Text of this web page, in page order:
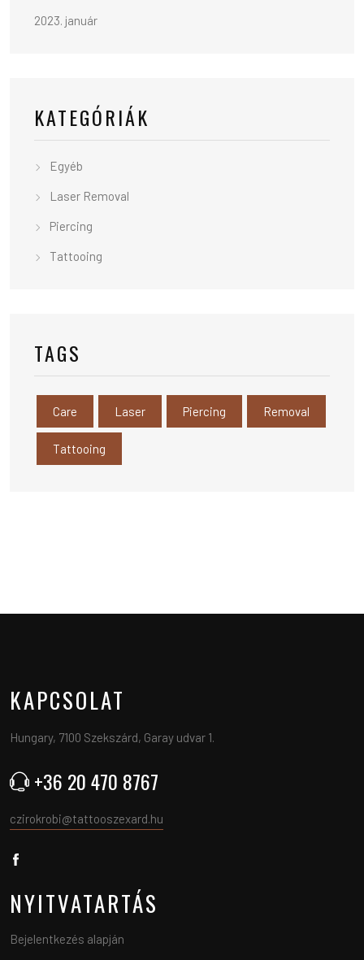
2023. január
KATEGÓRIÁK
Egyéb
Laser Removal
Piercing
Tattooing
TAGS
Care Laser Piercing Removal
Tattooing
KAPCSOLAT
Hungary, 7100 Szekszárd, Garay udvar 1.
+36 20 470 8767
czirokrobi@tattooszexard.hu
NYITVATARTÁS
Bejelentkezés alapján